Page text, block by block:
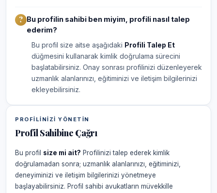
Bu profilin sahibi ben miyim, profili nasıl talep
ederim?
Bu profil size aitse aşağıdaki Profili Talep Et
düğmesini kullanarak kimlik doğrulama sürecini
başlatabilirsiniz. Onay sonrası profilinizi düzenleyerek
uzmanlık alanlarınızı, eğitiminizi ve iletişim bilgilerinizi
ekleyebilirsiniz.
PROFILINIZI YÖNETIN
Profil Sahibine Çağrı
Bu profil size mi ait? Profilinizi talep ederek kimlik
doğrulamadan sonra; uzmanlık alanlarınızı, eğitiminizi,
deneyiminizi ve iletişim bilgilerinizi yönetmeye
başlayabilirsiniz. Profil sahibi avukatların müvekkille